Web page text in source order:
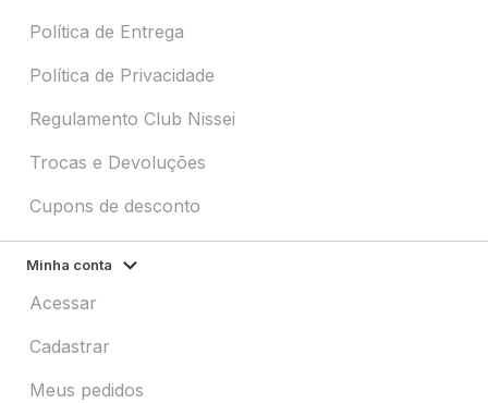
Política de Entrega
Política de Privacidade
Regulamento Club Nissei
Trocas e Devoluções
Cupons de desconto
Minha conta
Acessar
Cadastrar
Meus pedidos